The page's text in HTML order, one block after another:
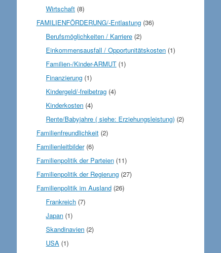
Wirtschaft (8)
FAMILIENFÖRDERUNG/-Entlastung(36)
Berufsmöglichkeiten / Karriere (2)
Einkommensausfall / Opportunitätskosten (1)
Familien-/Kinder-ARMUT (1)
Finanzierung (1)
Kindergeld/-freibetrag (4)
Kinderkosten (4)
Rente/Babyjahre ( siehe: Erziehungsleistung) (2)
Familienfreundlichkeit(2)
Familienleitbilder(6)
Familienpolitik der Parteien(11)
Familienpolitik der Regierung(27)
Familienpolitik im Ausland(26)
Frankreich (7)
Japan (1)
Skandinavien (2)
USA (1)